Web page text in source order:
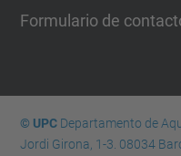
Formulario de
© UPCDepartamento de
Jordi Girona, 1-3. 08034